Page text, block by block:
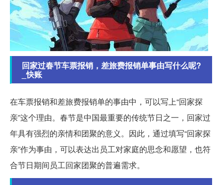
回家过春节车票报销，差旅费报销单事由写什么呢?
_快账
在车票报销和差旅费报销单的事由中，可以写上“回家探
亲”这个理由。春节是中国最重要的传统节日之一，回家过
年具有强烈的亲情和团聚的意义。因此，通过填写“回家探
亲”作为事由，可以表达出员工对家庭的思念和愿望，也符
合节日期间员工回家团聚的普遍需求。